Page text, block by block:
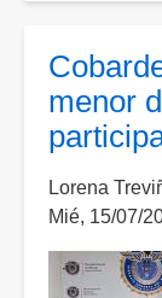
al
de
y
al
ser
menor
Lorena
Mié, 15/07/